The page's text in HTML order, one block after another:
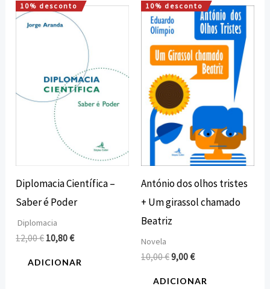
10% desconto
Diplomacia Científica –
Saber é Poder
Diplomacia
12,00€
O
preço
10,80€
O
preço
atual
ADICIONAR
10% desconto
António dos olhos tristes
+ Um girassol chamado
Beatriz
Novela
10,00€
O
preço
original
era:
10,00 €.
9,00€
O
preço
atual
é:
9,00 €.
ADICIONAR